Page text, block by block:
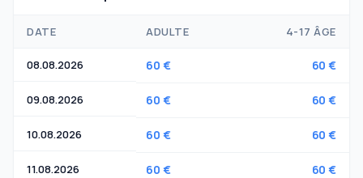
DATE ADULTE 4-17 ÂGE
08.08.2026 60 € 60 €
09.08.2026 60 € 60 €
10.08.2026 60 € 60 €
11.08.2026 60 € 60 €